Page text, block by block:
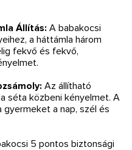
Állítás: A babakocsi
a háttámla három
fekvő és fekvő,
Az állítható
séta közbeni kényelmet. A
gyermeket a nap, szél és
5 pontos biztonsági